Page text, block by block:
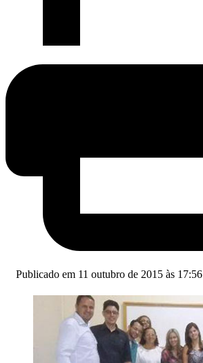
Publicado em 11 outubro de 2015 às 17:56